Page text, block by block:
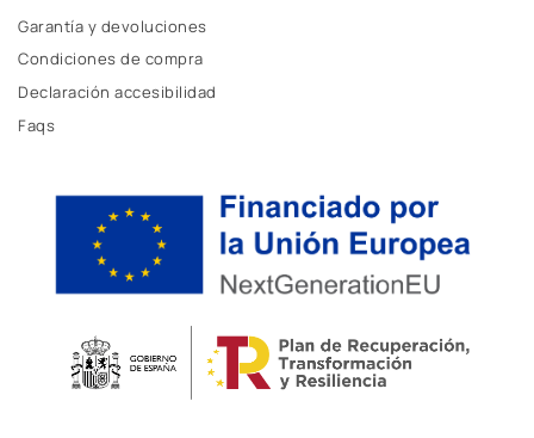
Garantía y devoluciones
Condiciones de compra
Declaración accesibilidad
Faqs